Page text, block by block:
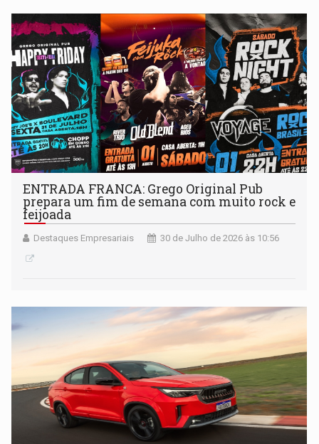
ENTRADA FRANCA: Grego Original Pub
prepara um fim de semana com muito rock e
feijoada
Destaques Empresariais 30 de Julho de 2026 às 10:56